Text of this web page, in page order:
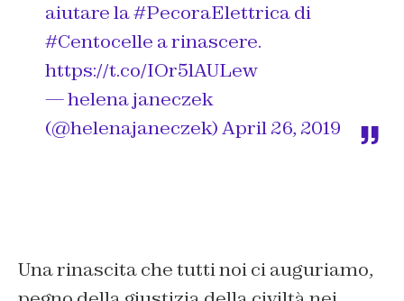
aiutare la#PecoraElettricadi
#Centocelle a rinascere.
https://t.co/IOr5lAULew
— helena janeczek
(@helenajaneczek)April 26, 2019
Una rinascita che tutti noi ci auguriamo,